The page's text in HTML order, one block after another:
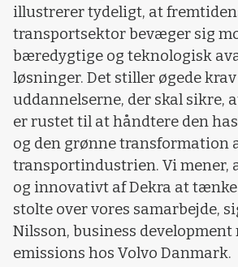
illustrerer tydeligt, at
transportsektor bevæger sig
bæredygtige og teknologisk
løsninger. Det stiller øgede
uddannelserne, der skal sikre,
er rustet til at håndtere den
og den grønne transformation
transportindustrien. Vi mener,
og innovativt af Dekra at tænke
stolte over vores samarbejde,
Nilsson, business development
emissions hos Volvo Danmark.